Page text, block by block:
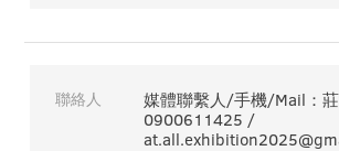
聯絡人
媒體聯繫人/手機/Mail：
0900611425 /